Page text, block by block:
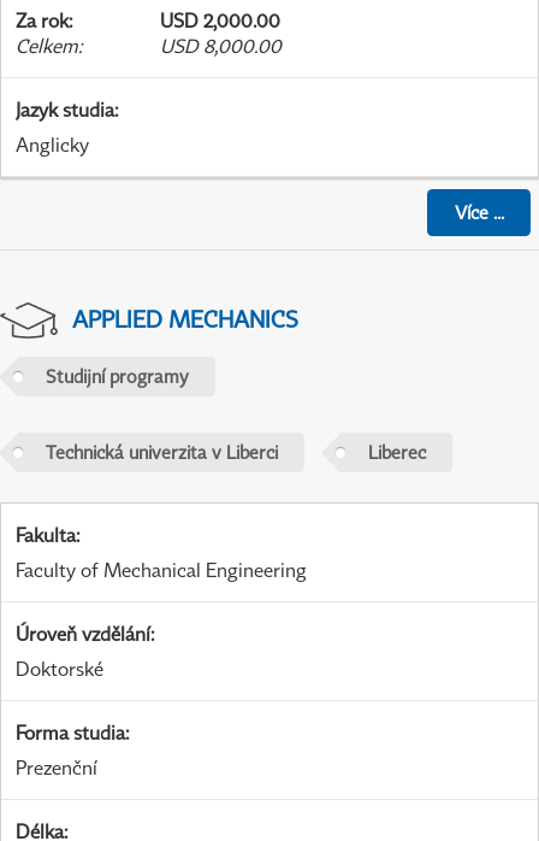
Za rok:
USD 2,000.00
Celkem: USD 8,000.00
Jazyk studia:
Anglicky
Více...
APPLIED MECHANICS
Studijní programy
Technická univerzita v Liberci Liberec
Fakulta:
Faculty of Mechanical Engineering
Úroveň vzdělání:
Doktorské
Forma studia:
Prezenční
Délka: